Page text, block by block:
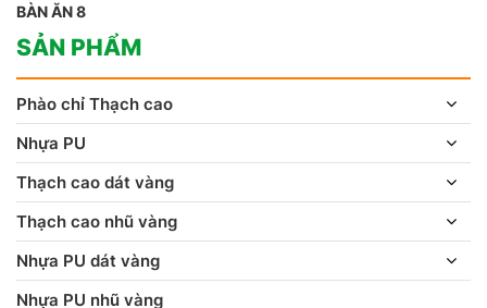
BÀN ĂN 8
SẢN PHẨM
Phào chỉ Thạch cao
Nhựa PU
Thạch cao dát vàng
Thạch cao nhũ vàng
Nhựa PU dát vàng
Nhựa PU nhũ vàng